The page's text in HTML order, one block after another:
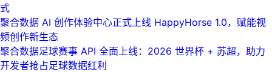
式
聚合数据 AI 创作体验中心正式上线 HappyHorse 1.0，赋能视
频创作新生态
聚合数据足球赛事 API 全面上线：2026 世界杯 + 苏超，助力
开发者抢占足球数据红利